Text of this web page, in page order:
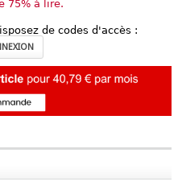
75% à lire.
de codes d'accès :